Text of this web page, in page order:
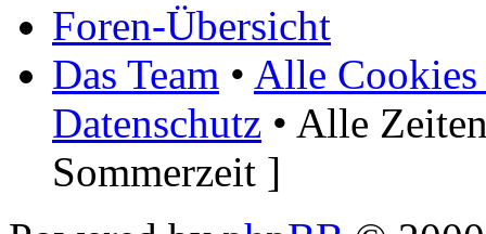
Foren-Übersicht
Das Team • Alle Cookies
Datenschutz • Alle
Sommerzeit ]